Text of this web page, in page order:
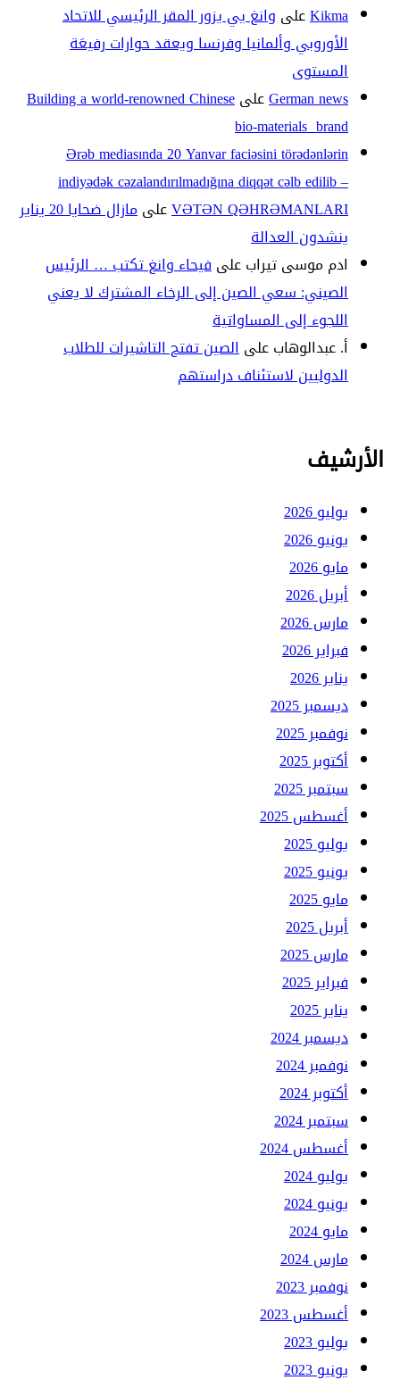
Kikmaعلى وانغ يي يزور المقر الرئيسي للاتحاد
الأوروبي وألمانيا وفرنسا ويعقد حوارات رفيعَة
المستوى
German newsعلىBuilding a world-renowned Chinese
bio-materials brand
Ərəb mediasında 20 Yanvar faciəsini törədənlərin
indiyədək cəzalandırılmadığına diqqət cəlb edilib –
VƏTƏN QƏHRƏMANLARIعلى
مازال ضحايا 20 يناير
ينشدون العدالة
ادم موسى تيرابعلىفيحاء وانغ تكتب … الرئيس
الصيني: سعي الصين إلى الرخاء المشترك لا يعني
اللجوء إلى المساواتية
أ. عبدالوهابعلىالصين تفتح التاشيرات للطلاب
الدوليين لاستئناف دراستهم
الأرشيف
يوليو 2026
يونيو 2026
مايو 2026
أبريل 2026
مارس 2026
فبراير 2026
يناير 2026
ديسمبر 2025
نوفمبر 2025
أكتوبر 2025
سبتمبر 2025
أغسطس 2025
يوليو 2025
يونيو 2025
مايو 2025
أبريل 2025
مارس 2025
فبراير 2025
يناير 2025
ديسمبر 2024
نوفمبر 2024
أكتوبر 2024
سبتمبر 2024
أغسطس 2024
يوليو 2024
يونيو 2024
مايو 2024
مارس 2024
نوفمبر 2023
أغسطس 2023
يوليو 2023
يونيو 2023